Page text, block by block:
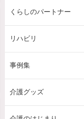
くらしのパートナー
リハビリ
事例集
介護グッズ